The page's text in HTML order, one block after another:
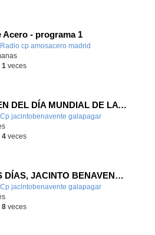
Acero - programa 1
Radio cp amosacero madrid
1 veces
RESUMEN DEL DÍA MUNDIAL DE LA RADIO Y LA I.A. PROGRAMA COLABORATIVO
Cp jacintobenavente galapagar-
4veces
BUENOS DÍAS, JACINTO BENAVENTE: viernes, 19 de junio de 2026
Cp jacintobenavente galapagar-
8veces